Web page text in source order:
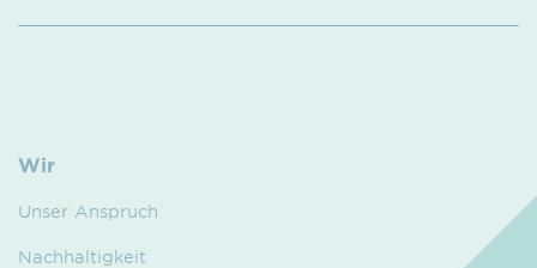
Wir
Unser Anspruch
Nachhaltigkeit